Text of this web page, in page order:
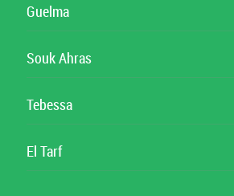
Guelma
Souk Ahras
Tebessa
El Tarf